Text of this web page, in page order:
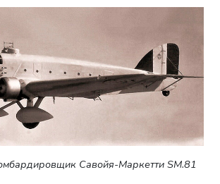
Савойя-Маркетти SM.81